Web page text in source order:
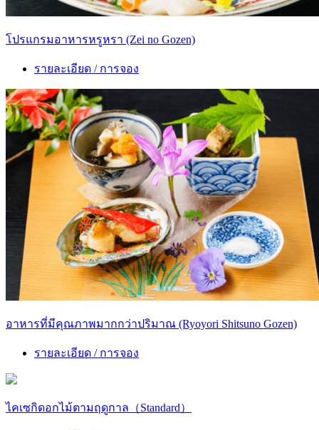
โปรแกรมอาหารหรูหรา (Zei no Gozen)
รายละเอียด / การจอง
อาหารที่มีคุณภาพมากกว่าปริมาณ (Ryoyori Shitsuno Gozen)
รายละเอียด / การจอง
ไคเซกิดอกไม้ตามฤดูกาล（Standard）